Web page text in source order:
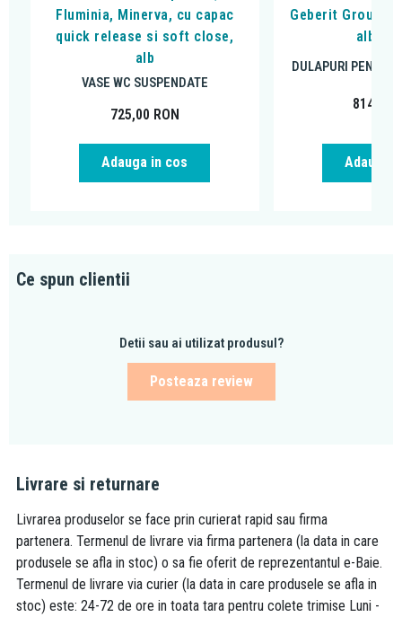
Fluminia, Minerva, cu capac
quick release si soft close,
alb
VASE WC SUSPENDATE
725,00 RON
Adauga in cos
Geberit Group,
alb
DULAPURI PENTRU
814,29
Adauga
Ce spun clientii
Detii sau ai utilizat produsul?
Posteaza review
Livrare si returnare
Livrarea produselor se face prin curierat rapid sau firma
partenera. Termenul de livrare via firma partenera (la data in care
produsele se afla in stoc) o sa fie oferit de reprezentantul e-Baie.
Termenul de livrare via curier (la data in care produsele se afla in
stoc) este: 24-72 de ore in toata tara pentru colete trimise Luni -